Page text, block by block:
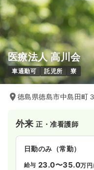
医療法人 高川会
車通勤可 託児所 寮
徳島県徳島市中島田町
外来正・准看護師
日勤のみ（常勤）
給与 23.0〜35.0万円